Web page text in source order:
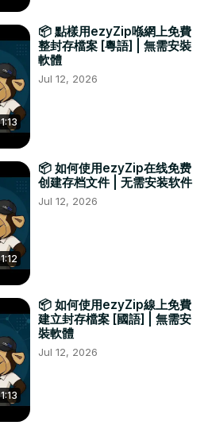
1:13
📦 點樣用ezyZip喺網上免費
整封存檔案 [粵語] | 無需安裝
軟體
Jul 12, 2026
1:12
📦 如何使用ezyZip在线免费
创建存档文件 | 无需安装软件
Jul 12, 2026
1:13
📦 如何使用ezyZip線上免費
建立封存檔案 [國語] | 無需安
裝軟體
Jul 12, 2026